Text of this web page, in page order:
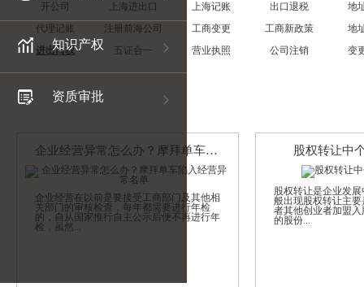
知识产权
资质审批
开公司 上海进出口 上海记账 出口退税
地
代理记账
注册前海公司 工商变更 工商新政策
地
进出口权
五证合一 营业执照 公司注销 变
企业经营异常怎么办？摩拜单车陷入经营异常名单
企业经营在以前是要接受工商部门及其他相
关部门的审核检查，每年都需要进行年检
的，自从国家推行自主公示后便不再进行年
检，虽然...
股权转让中
股权转让是企业发
般出现股权转让主
者其他创业者加盟
的股份...